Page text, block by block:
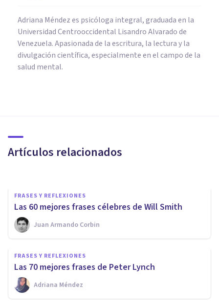
Adriana Méndez es psicóloga integral, graduada en la
Universidad Centrooccidental Lisandro Alvarado de
Venezuela. Apasionada de la escritura, la lectura y la
divulgación científica, especialmente en el campo de la
salud mental.
Artículos relacionados
profesores muy inspiradoras
FRASES Y REFLEXIONES
​Las 60 mejores frases célebres de Will Smith
Juan Armando Corbin
FRASES Y REFLEXIONES
Las 70 mejores frases de Peter Lynch
Adriana Méndez
FRASES Y REFLEXIONES
Las 90 mejores frases de
Dwayne Johnson
Adriana Méndez